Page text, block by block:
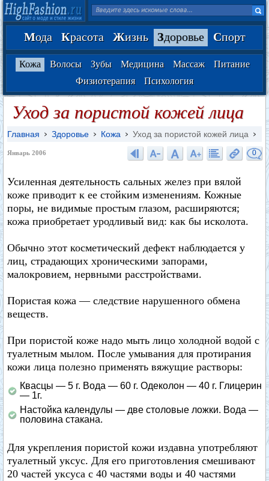
Мода Красота Жизнь Здоровье Спорт
Кожа Волосы Зубы Медицина Массаж
Питание
Физиотерапия
Психология
Уход за пористой кожей лица
Главная Здоровье Кожа Уход за пористой кожей лица
Январь 2006 0
Усиленная деятельность сальных желез при вялой
коже приводит к ее стойким изменениям. Кожные
поры, не видимые простым глазом, расширяются;
кожа приобретает уродливый вид: как бы исколота.
Обычно этот косметический дефект наблюдается у
лиц, страдающих хроническими запорами,
малокровием, нервными расстройствами.
Пористая кожа — следствие нарушенного обмена
веществ.
При пористой коже надо мыть лицо холодной водой с
туалетным мылом. После умывания для протирания
кожи лица полезно применять вяжущие растворы:
Квасцы — 5 г. Вода — 60 г. Одеколон — 40 г. Глицерин
— 1г.
Настойка календулы — две столовые ложки. Вода —
половина стакана.
Для укрепления пористой кожи издавна употребляют
туалетный уксус. Для его приготовления смешивают
20 частей уксуса с 40 частями воды и 40 частями